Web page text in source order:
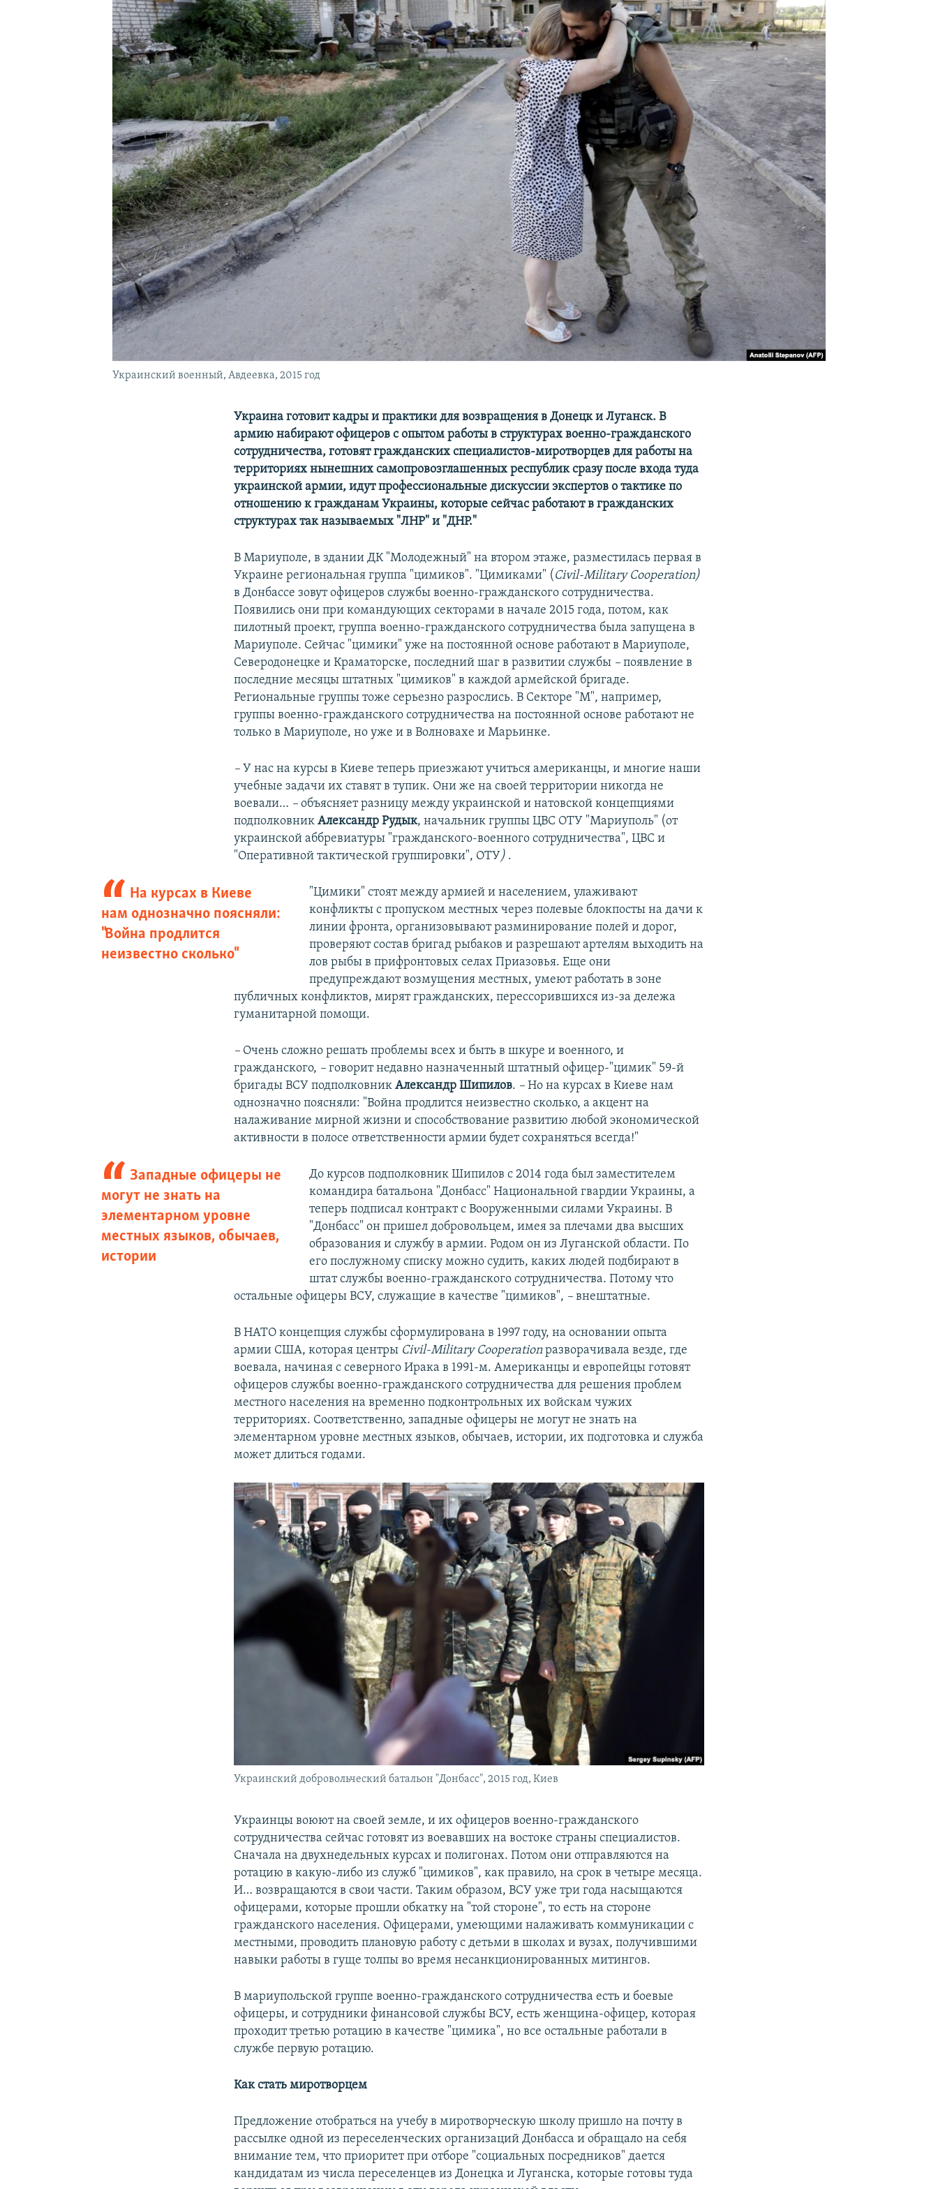
ПОДПИШИТЕСЬ НА РАССЫЛКУ
Украинский военный, Авдеевка, 2015 год
Украина готовит кадры и практики для возвращения в Донецк и Луганск. В
армию набирают офицеров с опытом работы в структурах военно-гражданского
сотрудничества, готовят гражданских специалистов-миротворцев для работы на
территориях нынешних самопровозглашенных республик сразу после входа туда
украинской армии, идут профессиональные дискуссии экспертов о тактике по
отношению к гражданам Украины, которые сейчас работают в гражданских
структурах так называемых "ЛНР" и "ДНР."
В Мариуполе, в здании ДК "Молодежный" на втором этаже, разместилась первая в
Украине региональная группа "цимиков". "Цимиками" ( Civil-Military Cooperation)
в Донбассе зовут офицеров службы военно-гражданского сотрудничества.
Появились они при командующих секторами в начале 2015 года, потом, как
пилотный проект, группа военно-гражданского сотрудничества была запущена в
Мариуполе. Сейчас "цимики" уже на постоянной основе работают в Мариуполе,
Северодонецке и Краматорске, последний шаг в развитии службы –появление в
последние месяцы штатных "цимиков" в каждой армейской бригаде.
Региональные группы тоже серьезно разрослись. В Секторе "М", например,
группы военно-гражданского сотрудничества на постоянной основе работают не
только в Мариуполе, но уже и в Волновахе и Марьинке.
–У нас на курсы в Киеве теперь приезжают учиться американцы, и многие наши
учебные задачи их ставят в тупик. Они же на своей территории никогда не
воевали… – объясняет разницу между украинской и натовской концепциями
подполковникАлександр Рудык, начальник группы ЦВС ОТУ "Мариуполь" (от
украинской аббревиатуры "гражданского-военного сотрудничества", ЦВС и
"Оперативной тактической группировки", ОТУ) .
На курсах в Киеве
нам однозначно поясняли:
"Война продлится
неизвестно сколько"
"Цимики" стоят между армией и населением, улаживают
конфликты с пропуском местных через полевые блокпосты на дачи к
линии фронта, организовывают разминирование полей и дорог,
проверяют состав бригад рыбаков и разрешают артелям выходить на
лов рыбы в прифронтовых селах Приазовья. Еще они
предупреждают возмущения местных, умеют работать в зоне
публичных конфликтов, мирят гражданских, перессорившихся из-за дележа
гуманитарной помощи.
– Очень сложно решать проблемы всех и быть в шкуре и военного, и
гражданского, –говорит недавно назначенный штатный офицер-"цимик" 59-й
бригады ВСУ подполковникАлександр Шипилов. – Но на курсах в Киеве нам
однозначно поясняли: "Война продлится неизвестно сколько, а акцент на
налаживание мирной жизни и способствование развитию любой экономической
активности в полосе ответственности армии будет сохраняться всегда!"
Западные офицеры не
могут не знать на
элементарном уровне
местных языков, обычаев,
истории
До курсов подполковник Шипилов с 2014 года был заместителем
командира батальона "Донбасс" Национальной гвардии Украины, а
теперь подписал контракт с Вооруженными силами Украины. В
"Донбасс" он пришел добровольцем, имея за плечами два высших
образования и службу в армии. Родом он из Луганской области. По
его послужному списку можно судить, каких людей подбирают в
штат службы военно-гражданского сотрудничества. Потому что
остальные офицеры ВСУ, служащие в качестве "цимиков", –внештатные.
В НАТО концепция службы сформулирована в 1997 году, на основании опыта
армии США, которая центры Civil-Military Cooperationразворачивала везде, где
воевала, начиная с северного Ирака в 1991-м. Американцы и европейцы готовят
офицеров службы военно-гражданского сотрудничества для решения проблем
местного населения на временно подконтрольных их войскам чужих
территориях. Соответственно, западные офицеры не могут не знать на
элементарном уровне местных языков, обычаев, истории, их подготовка и служба
может длиться годами.
Украинский добровольческий батальон "Донбасс", 2015 год, Киев
Украинцы воюют на своей земле, и их офицеров военно-гражданского
сотрудничества сейчас готовят из воевавших на востоке страны специалистов.
Сначала на двухнедельных курсах и полигонах. Потом они отправляются на
ротацию в какую-либо из служб "цимиков", как правило, на срок в четыре месяца.
И… возвращаются в свои части. Таким образом, ВСУ уже три года насыщаются
офицерами, которые прошли обкатку на "той стороне", то есть на стороне
гражданского населения. Офицерами, умеющими налаживать коммуникации с
местными, проводить плановую работу с детьми в школах и вузах, получившими
навыки работы в гуще толпы во время несанкционированных митингов.
В мариупольской группе военно-гражданского сотрудничества есть и боевые
офицеры, и сотрудники финансовой службы ВСУ, есть женщина-офицер, которая
проходит третью ротацию в качестве "цимика", но все остальные работали в
службе первую ротацию.
Как стать миротворцем
Предложение отобраться на учебу в миротворческую школу пришло на почту в
рассылке одной из переселенческих организаций Донбасса и обращало на себя
внимание тем, что приоритет при отборе "социальных посредников" дается
кандидатам из числа переселенцев из Донецка и Луганска, которые готовы туда